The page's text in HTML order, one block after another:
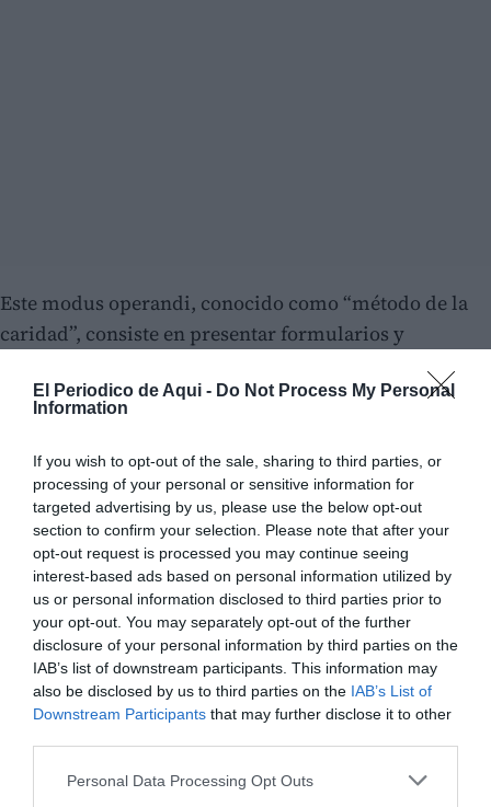
El Periodico de Aqui - Do Not Process My Personal
Information
If you wish to opt-out of the sale, sharing to third parties, or
processing of your personal or sensitive information for
targeted advertising by us, please use the below opt-out
section to confirm your selection. Please note that after your
opt-out request is processed you may continue seeing
interest-based ads based on personal information utilized by
us or personal information disclosed to third parties prior to
your opt-out. You may separately opt-out of the further
disclosure of your personal information by third parties on the
IAB’s list of downstream participants. This information may
also be disclosed by us to third parties on the IAB’s List of
Downstream Participants that may further disclose it to other
Personal Data Processing Opt Outs
Este modus operandi, conocido como “método de la
caridad”, consiste en presentar formularios y
documentos aparentemente oficiales para inducir a
las víctimas a realizar donaciones económicas,
visitantes.
Tras las primeras averiguaciones, los agentes de la
Guardia Civil de Callosa d’en Sarrià, en el marco de las
operaciones de Turismo Seguro, llevaron a cabo
entrevistas con testigos, así como vigilancias
discretas, lo que permitió constatar que los
implicados actuaban de forma organizada,
repartiéndose funciones específicas durante su
actividad delictiva.